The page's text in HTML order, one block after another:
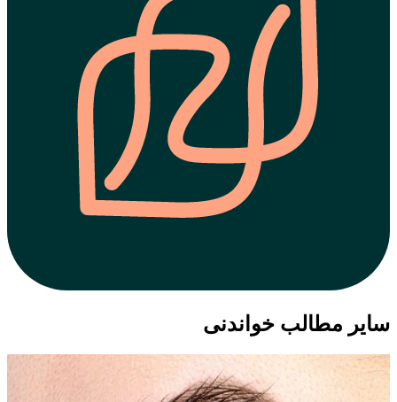
کند. کوتاه کردن موهای بیش از حد بلند با قیچی کوچک می
تواند از بیرون آمدن آنها و ایجاد ظاهر سیخ شده جلوگیری کند.
علاوه بر این، استفاده از سرم یا روغن مغذی ابرو می‌تواند به
نرم شدن ابروها و تقویت رشد سالم‌تر کمک کند و احتمال رشد
نامنظم آنها را کاهش دهد.
سایر مطالب خواندنی